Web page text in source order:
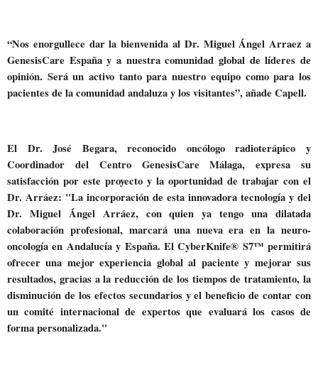
“Nos enorgullece dar la bienvenida al Dr. Miguel Ángel Arraez a
GenesisCare España y a nuestra comunidad global de líderes de
opinión. Será un activo tanto para nuestro equipo como para los
pacientes de la comunidad andaluza y los visitantes”, añade Capell.
El Dr. José Begara, reconocido oncólogo radioterápico y
Coordinador del Centro GenesisCare Málaga, expresa su
satisfacción por este proyecto y la oportunidad de trabajar con el
Dr. Arráez: "La incorporación de esta innovadora tecnología y del
Dr. Miguel Ángel Arráez, con quien ya tengo una dilatada
colaboración profesional, marcará una nueva era en la neuro-
oncología en Andalucía y España. El CyberKnife® S7™ permitirá
ofrecer una mejor experiencia global al paciente y mejorar sus
resultados, gracias a la reducción de los tiempos de tratamiento, la
disminución de los efectos secundarios y el beneficio de contar con
un comité internacional de expertos que evaluará los casos de
forma personalizada."